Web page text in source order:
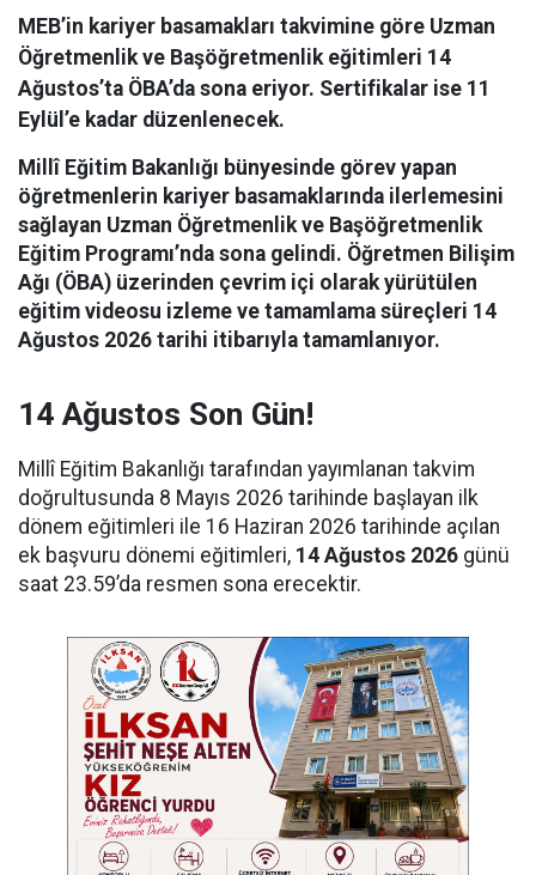
MEB’in kariyer basamakları takvimine göre Uzman
Öğretmenlik ve Başöğretmenlik eğitimleri 14
Ağustos’ta ÖBA’da sona eriyor. Sertifikalar ise 11
Eylül’e kadar düzenlenecek.
Millî Eğitim Bakanlığı bünyesinde görev yapan
öğretmenlerin kariyer basamaklarında ilerlemesini
sağlayan Uzman Öğretmenlik ve Başöğretmenlik
Eğitim Programı’nda sona gelindi. Öğretmen Bilişim
Ağı (ÖBA) üzerinden çevrim içi olarak yürütülen
eğitim videosu izleme ve tamamlama süreçleri 14
Ağustos 2026 tarihi itibarıyla tamamlanıyor.
14 Ağustos Son Gün!
Millî Eğitim Bakanlığı tarafından yayımlanan takvim
doğrultusunda 8 Mayıs 2026 tarihinde başlayan ilk
dönem eğitimleri ile 16 Haziran 2026 tarihinde açılan
ek başvuru dönemi eğitimleri, 14 Ağustos 2026 günü
saat 23.59’da resmen sona erecektir.